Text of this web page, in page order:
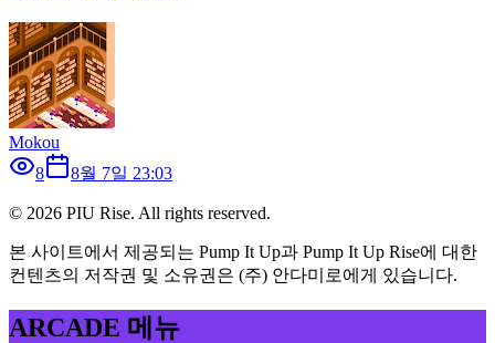
Mokou
8
8월 7일 23:03
© 2026 PIU Rise. All rights reserved.
본 사이트에서 제공되는 Pump It Up과 Pump It Up Rise에 대한
컨텐츠의 저작권 및 소유권은 (주) 안다미로에게 있습니다.
ARCADE 메뉴